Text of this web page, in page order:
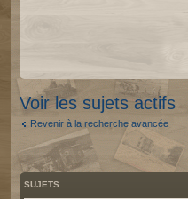
Voir les sujets actifs
Revenir à la recherche avancée
SUJETS